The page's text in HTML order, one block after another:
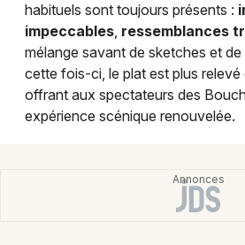
Magazine à Marseille
Choisir mes départements
habituels sont toujours présents :
impeccables, ressemblances
mélange savant de sketches et
cette fois-ci, le plat est plus relevé
offrant aux spectateurs des
expérience scénique renouvelée.